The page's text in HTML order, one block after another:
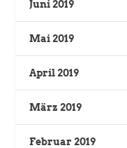
Juni 2019
Mai 2019
April 2019
März 2019
Februar 2019